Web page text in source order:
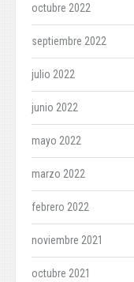
octubre 2022
septiembre 2022
julio 2022
junio 2022
mayo 2022
marzo 2022
febrero 2022
noviembre 2021
octubre 2021